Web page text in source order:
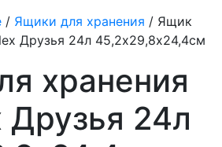
/ Ящики для хранения / Ящик
Друзья 24л 45,2х29,8х24,4см
хранения
Друзья 24л